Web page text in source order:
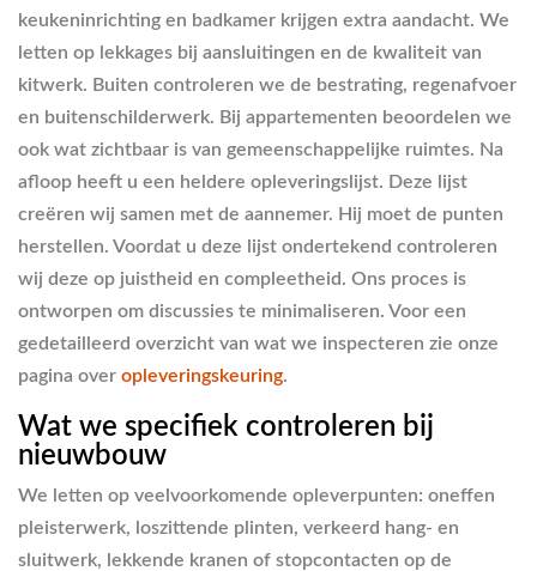
keukeninrichting en badkamer krijgen extra aandacht. We
letten op lekkages bij aansluitingen en de kwaliteit van
kitwerk. Buiten controleren we de bestrating, regenafvoer
en buitenschilderwerk. Bij appartementen beoordelen we
ook wat zichtbaar is van gemeenschappelijke ruimtes. Na
afloop heeft u een heldere opleveringslijst. Deze lijst
creëren wij samen met de aannemer. Hij moet de punten
herstellen. Voordat u deze lijst ondertekend controleren
wij deze op juistheid en compleetheid. Ons proces is
ontworpen om discussies te minimaliseren. Voor een
gedetailleerd overzicht van wat we inspecteren zie onze
pagina over opleveringskeuring.
Wat we specifiek controleren bij
nieuwbouw
We letten op veelvoorkomende opleverpunten: oneffen
pleisterwerk, loszittende plinten, verkeerd hang- en
sluitwerk, lekkende kranen of stopcontacten op de